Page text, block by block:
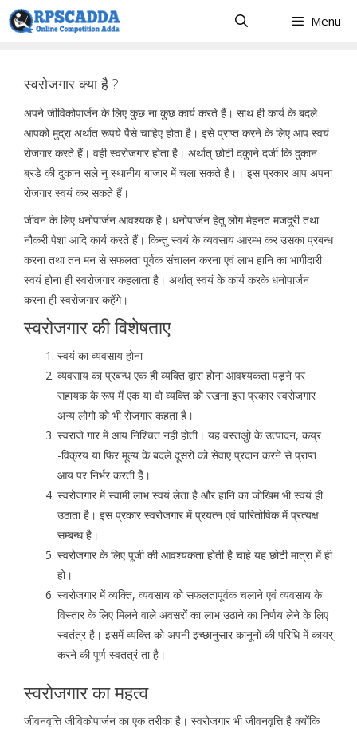
Skip
to
Menu
स्वरोजगार क्या है ?
अपने जीविकोपार्जन के लिए कुछ ना कुछ कार्य करते हैं। साथ ही कार्य के बदले
आपको मुद्रा अर्थात रूपये पैसे चाहिए होता है। इसे प्राप्त करने के लिए आप स्वयं
रोजगार करते हैं। वही स्वरोजगार होता है। अर्थात् छोटी दकुाने दर्जी कि दुकान
ब्रडे की दुकान सले नु स्थानीय बाजार में चला सकते है।। इस प्रकार आप अपना
रोजगार स्वयं कर सकते हैं।
जीवन के लिए धनोपार्जन आवश्यक है। धनोपार्जन हेतु लोग मेहनत मजदूरी तथा
नौकरी पेशा आदि कार्य करते हैं। किन्तु स्वयं के व्यवसाय आरम्भ कर उसका प्रबन्ध
करना तथा तन मन से सफलता पूर्वक संचालन करना एवं लाभ हानि का भागीदारी
स्वयं होना ही स्वरोजगार कहलाता है। अर्थात् स्वयं के कार्य करके धनोपार्जन
करना ही स्वरोजगार कहेंगे।
स्वरोजगार की विशेषताए
स्वयं का व्यवसाय होना
व्यवसाय का प्रबन्ध एक ही व्यक्ति द्वारा होना आवश्यकता पड़ने पर
सहायक के रूप में एक या दो व्यक्ति को रखना इस प्रकार स्वरोजगार
अन्य लोगो को भी रोजगार कहता है।
स्वराजे गार में आय निश्चित नहीं होती। यह वस्तअुो के उत्पादन, कय्र
-विक्रय या फिर मूल्य के बदले दूसरों को सेवाए प्रदान करने से प्राप्त
आय पर निर्भर करती हेैं।
स्वरोजगार में स्वामी लाभ स्वयं लेता है और हानि का जोखिम भी स्वयं ही
उठाता है। इस प्रकार स्वरोजगार में प्रयत्न एवं पारितोषिक में प्रत्यक्ष
सम्बन्ध है।
स्वरोजगार के लिए पूजी की आवश्यकता होती है चाहे यह छोटी मात्रा में ही
हो।
स्वरोजगार में व्यक्ति, व्यवसाय को सफलतापूर्वक चलाने एवं व्यवसाय के
विस्तार के लिए मिलने वाले अवसरों का लाभ उठाने का निर्णय लेने के लिए
स्वतंत्र है। इसमें व्यक्ति को अपनी इच्छानुसार कानूनों की परिधि में कायर्
करने की पूर्ण स्वतत्रं ता है।
स्वरोजगार का महत्व
जीवनवृत्ति जीविकोपार्जन का एक तरीका है। स्वरोजगार भी जीवनवृत्ति है क्योंकि